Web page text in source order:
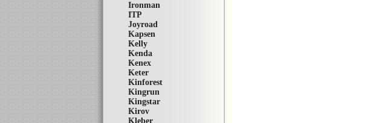
Ironman
ITP
Joyroad
Kapsen
Kelly
Kenda
Kenex
Keter
Kinforest
Kingrun
Kingstar
Kirov
Kleber